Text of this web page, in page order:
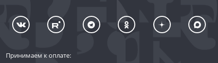
Принимаем к оплате: